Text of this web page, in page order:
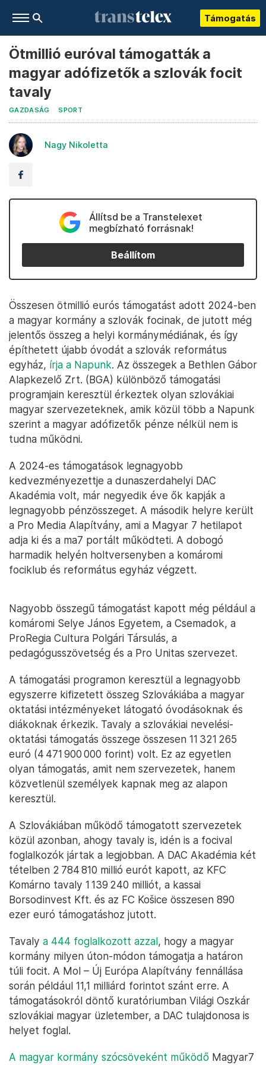
Támogatás
Ötmillió euróval támogatták a
magyar adófizetők a szlovák focit
tavaly
GAZDASÁG SPORT
Nagy Nikoletta
Állítsd be a Transtelexet
megbízható forrásnak!
Beállítom
Összesen ötmillió eurós támogatást adott 2024-ben
a magyar kormány a szlovák focinak, de jutott még
jelentős összeg a helyi kormánymédiának, és így
építhetett újabb óvodát a szlovák református
egyház, írja a Napunk. Az összegek a Bethlen Gábor
Alapkezelő Zrt. (BGA) különböző támogatási
programjain keresztül érkeztek olyan szlovákiai
magyar szervezeteknek, amik közül több a Napunk
szerint a magyar adófizetők pénze nélkül nem is
tudna működni.
A 2024-es támogatások legnagyobb
kedvezményezettje a dunaszerdahelyi DAC
Akadémia volt, már negyedik éve ők kapják a
legnagyobb pénzösszeget. A második helyre került
a Pro Media Alapítvány, ami a Magyar 7 hetilapot
adja ki és a ma7 portált működteti. A dobogó
harmadik helyén holtversenyben a komáromi
fociklub és református egyház végzett.
Nagyobb összegű támogatást kapott még például a
komáromi Selye János Egyetem, a Csemadok, a
ProRegia Cultura Polgári Társulás, a
pedagógusszövetség és a Pro Unitas szervezet.
A támogatási programon keresztül a legnagyobb
egyszerre kifizetett összeg Szlovákiába a magyar
oktatási intézményeket látogató óvodásoknak és
diákoknak érkezik. Tavaly a szlovákiai nevelési-
oktatási támogatás összege összesen 11 321 265
euró (4 471 900 000 forint) volt. Ez az egyetlen
olyan támogatás, amit nem szervezetek, hanem
közvetlenül személyek kapnak meg az alapon
keresztül.
A Szlovákiában működő támogatott szervezetek
közül azonban, ahogy tavaly is, idén is a focival
foglalkozók jártak a legjobban. A DAC Akadémia két
tételben 2 784 810 millió eurót kapott, az KFC
Komárno tavaly 1 139 240 milliót, a kassai
Borsodinvest Kft. és az FC Košice összesen 890
ezer euró támogatáshoz jutott.
Tavaly a 444 foglalkozott azzal, hogy a magyar
kormány milyen úton-módon támogatja a határon
túli focit. A Mol – Új Európa Alapítvány fennállása
során például 11,1 milliárd forintot szánt erre. A
támogatásokról döntő kuratóriumban Világi Oszkár
szlovákiai magyar üzletember, a DAC tulajdonosa is
helyet foglal.
A magyar kormány szócsöveként működő Magyar7